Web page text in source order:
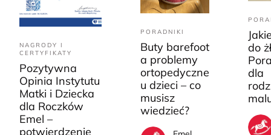
NAGRODY I
CERTYFIKATY
Pozytywna
Opinia Instytutu
Matki i Dziecka
dla Roczków
Emel –
potwierdzenie
PORADNIKI
Buty barefoot
a problemy
ortopedyczne
u dzieci – co
musisz
wiedzieć?
do
dla